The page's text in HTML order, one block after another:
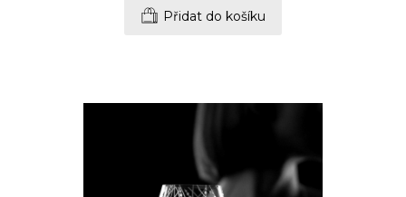
Přidat do košíku